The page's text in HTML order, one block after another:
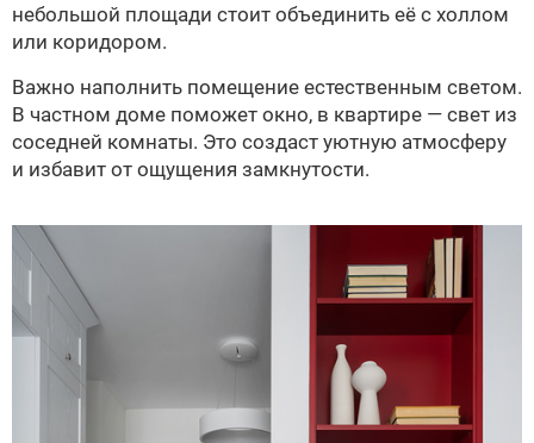
небольшой площади стоит объединить её с холлом
или коридором.
Важно наполнить помещение естественным светом.
В частном доме поможет окно, в квартире — свет из
соседней комнаты. Это создаст уютную атмосферу
и избавит от ощущения замкнутости.